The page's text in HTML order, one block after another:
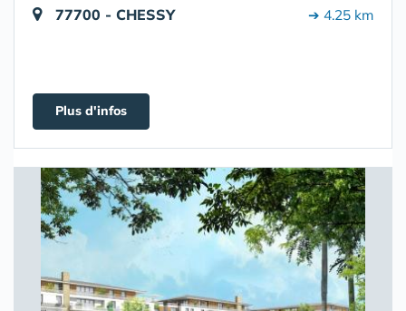
77700 - CHESSY ➔ 4.25 km
Plus d'infos